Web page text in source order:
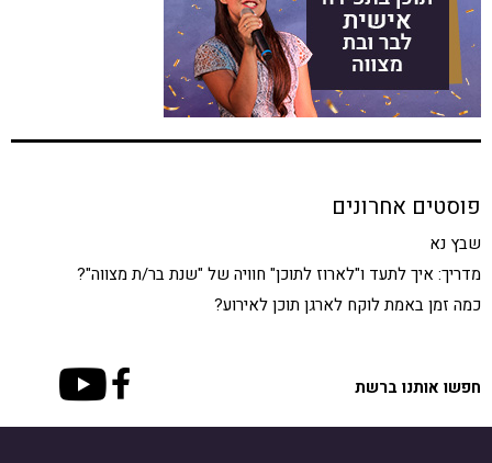
פוסטים אחרונים
שבץ נא
מדריך: איך לתעד ו"לארוז לתוכן" חוויה של "שנת בר/ת מצווה"?
כמה זמן באמת לוקח לארגן תוכן לאירוע?
חפשו אותנו ברשת